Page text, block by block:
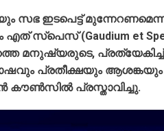
ഇടപെട്ട്
സ്പെസ് (Gaudium et
മനുഷ്യരുടെ, പ്രത്യേകിച്ച്
പ്രതീക്ഷയും
കൗൺസിൽ പ്രസ്താവിച്ചു.